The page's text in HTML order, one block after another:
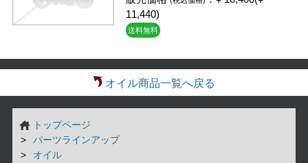
11,440)
送料無料
オイル商品一覧へ戻る
トップページ
パーツラインアップ
オイル